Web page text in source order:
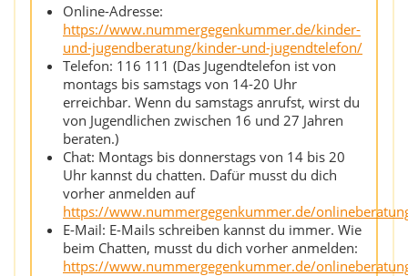
Online-Adresse:
https://www.nummergegenkummer.de/kinder-
und-jugendberatung/kinder-und-jugendtelefon/
Telefon: 116 111 (Das Jugendtelefon ist von
montags bis samstags von 14-20 Uhr
erreichbar. Wenn du samstags anrufst, wirst du
von Jugendlichen zwischen 16 und 27 Jahren
beraten.)
Chat: Montags bis donnerstags von 14 bis 20
Uhr kannst du chatten. Dafür musst du dich
vorher anmelden auf
https://www.nummergegenkummer.de/
E-Mail: E-Mails schreiben kannst du immer. Wie
beim Chatten, musst du dich vorher anmelden:
https://www.nummergegenkummer.de/